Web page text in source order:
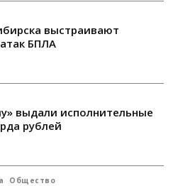
выстраивают
БПЛА
выдали исполнительные
рублей
Общество